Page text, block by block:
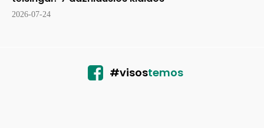
2026-07-24
#visostemos